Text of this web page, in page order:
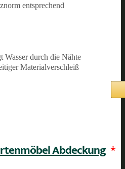
entsprechend
Wasser durch die Nähte
Materialverschleiß
Abdeckung *